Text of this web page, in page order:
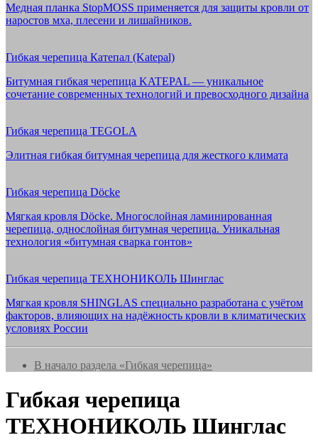
Медная планка StopMOSS применяется для защиты кровли от
наростов мха, плесени и лишайников.
Гибкая черепица Катепал (Katepal)
Битумная гибкая черепица KATEPAL — уникальное
сочетание современных технологий и превосходного дизайна
Гибкая черепица TEGOLA
Элитная гибкая битумная черепица для жесткого климата
Гибкая черепица Döcke
Мягкая кровля Döcke. Многослойная ламинированная
черепица, однослойная битумная черепица. Уникальная
технология «битумная сварка гонтов»
Гибкая черепица ТЕХНОНИКОЛЬ Шинглас
Мягкая кровля SHINGLAS специально разработана с учётом
факторов, влияющих на надёжность кровли в климатических
условиях России
В начало раздела «Гибкая черепица»
Гибкая черепица
ТЕХНОНИКОЛЬ Шинглас